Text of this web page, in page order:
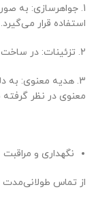
1. جواهرسازی: به
استفاده قرار می‌گیرد.
2. تزئینات: در ساخت تسبیح، مهره و تزئینات دکوری به کار می‌رود.
3. هدیه معنوی: به
معنوی در نظر
نگهداری و مراقبت
از تماس طولانی‌مدت